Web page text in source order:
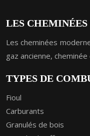
LES CHEMINÉES
Les cheminées
gaz ancienne,
TYPES DE
Fioul
Carburants
Granulés de bois